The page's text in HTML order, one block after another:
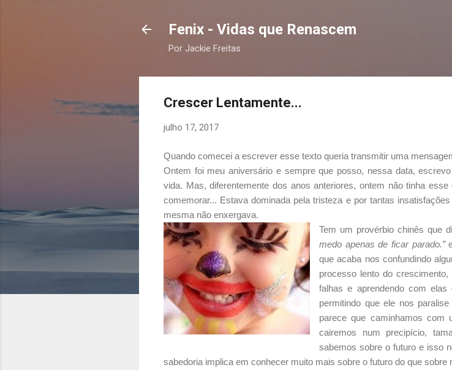
Fenix - Vidas que Renascem
Por Jackie Freitas
Crescer Lentamente...
julho 17, 2017
Quando comecei a escrever esse texto queria transmitir uma
Ontem foi meu aniversário e sempre que posso, nessa data,
vida. Mas, diferentemente dos anos anteriores, ontem não tinha
comemorar... Estava dominada pela tristeza e por tantas
mesma não enxergava.
Tem um provérbio chinês que
medo apenas de ficar parado.”
que acaba nos confundindo
processo lento do
falhas e aprendendo com
permitindo que ele nos
parece que caminhamos com
cairemos num precipício,
sabemos sobre o futuro e isso
sabedoria implica em conhecer muito mais sobre o futuro do que sobre